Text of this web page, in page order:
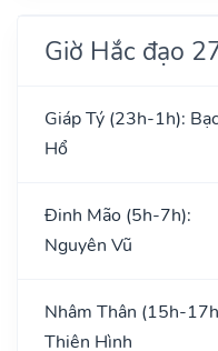
Giờ Hắc đạo
Giáp Tý (23h-1h):
Hổ
Đinh Mão (5h-7h):
Nguyên Vũ
Nhâm Thân (15h-
Thiên Hình